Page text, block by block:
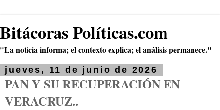
Bitácoras Políticas.com
"La noticia informa; el contexto explica; el análisis permanece."
jueves, 11 de junio de 2026
PAN Y SU RECUPERACIÓN EN
VERACRUZ..